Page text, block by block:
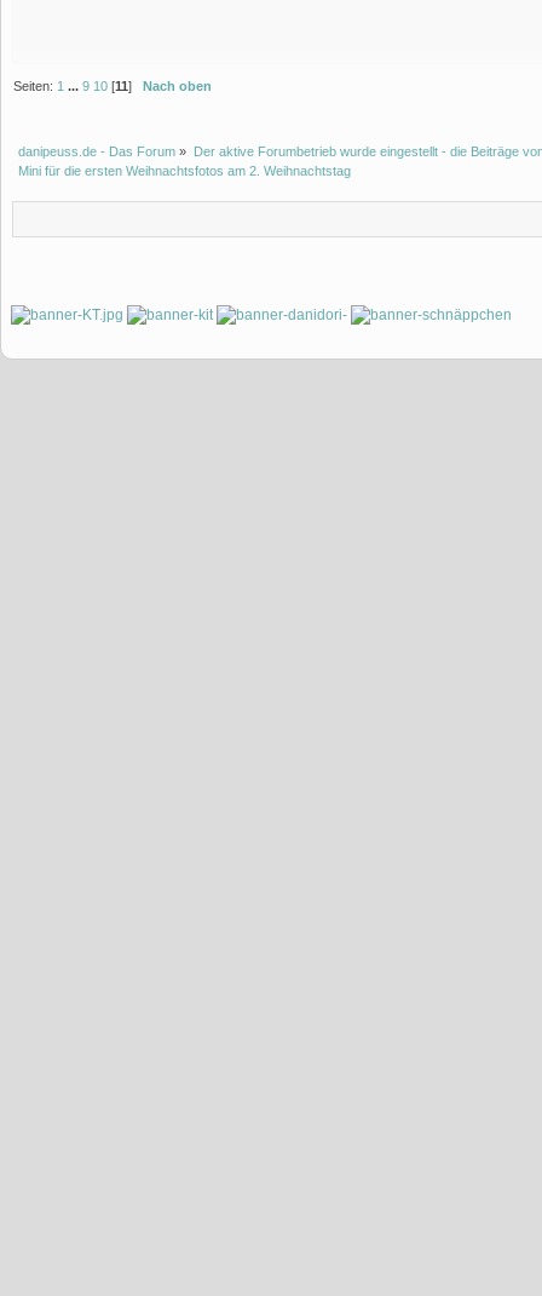
Seiten: 1 ...9 10 [11] Nach oben
danipeuss.de - Das Forum » Der aktive Forumbetrieb wurde eingestellt - die Beiträge
Mini für die ersten Weihnachtsfotos am 2. Weihnachtstag